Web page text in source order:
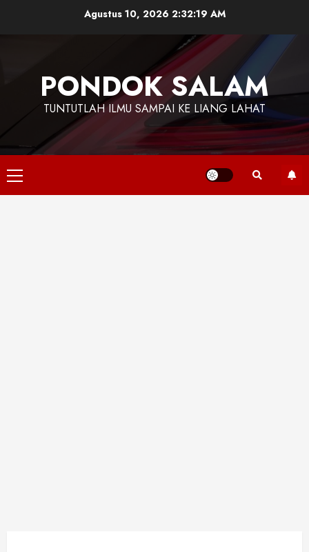
Agustus 10, 2026 2:32:20 AM
PONDOK SALAM
TUNTUTLAH ILMU SAMPAI KE LIANG LAHAT
Primary
Menu